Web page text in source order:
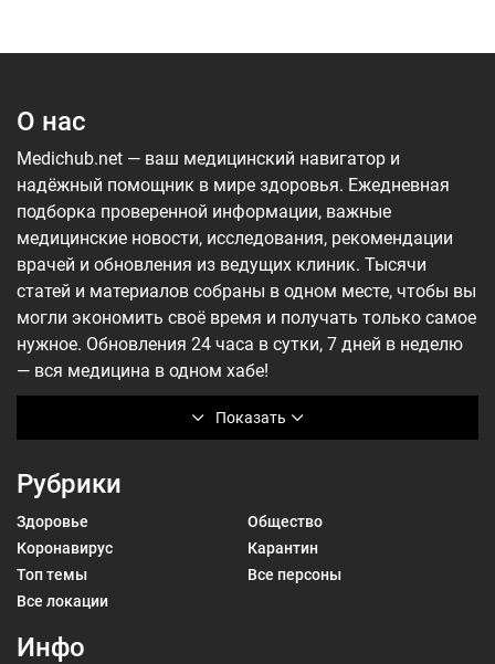
О нас
Показать
Medichub.net — ваш медицинский навигатор и
надёжный помощник в мире здоровья. Ежедневная
подборка проверенной информации, важные
медицинские новости, исследования, рекомендации
врачей и обновления из ведущих клиник. Тысячи
статей и материалов собраны в одном месте, чтобы вы
могли экономить своё время и получать только самое
нужное. Обновления 24 часа в сутки, 7 дней в неделю
— вся медицина в одном хабе!
Рубрики
Здоровье
Общество
Коронавирус
Карантин
Топ темы
Все персоны
Все локации
Инфо